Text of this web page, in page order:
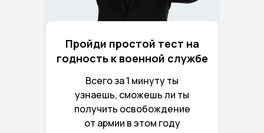
Всего за 1 минуту ты
узнаешь, сможешь ли ты
получить освобождение
от армии в этом году
Пройди простой тест на
годность к военной службе